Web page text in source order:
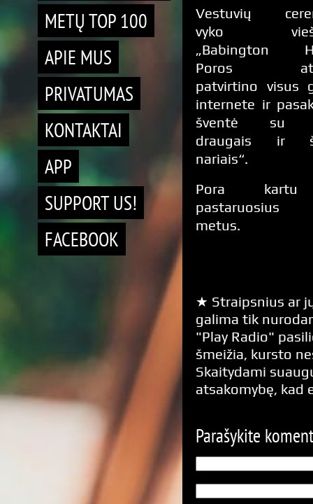
METŲ TOP 100
APIE MUS
PRIVATUMAS
KONTAKTAI
APP
SUPPORT US!
FACEBOOK
Vestuvių
vyko
„Babington
Poros
patvirtino visus
internete ir
šventė su
draugais ir
nariais“.
Pora
pastaruosius
metus.
★ Straipsnius ar
galima tik
"Play Radio"
šmeižia, kursto
Skaitydami
atsakomybę, kad
Parašykite